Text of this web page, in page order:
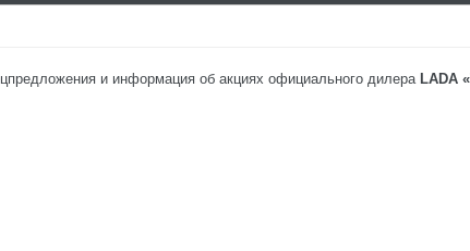
и информация об акциях официального дилера LADA